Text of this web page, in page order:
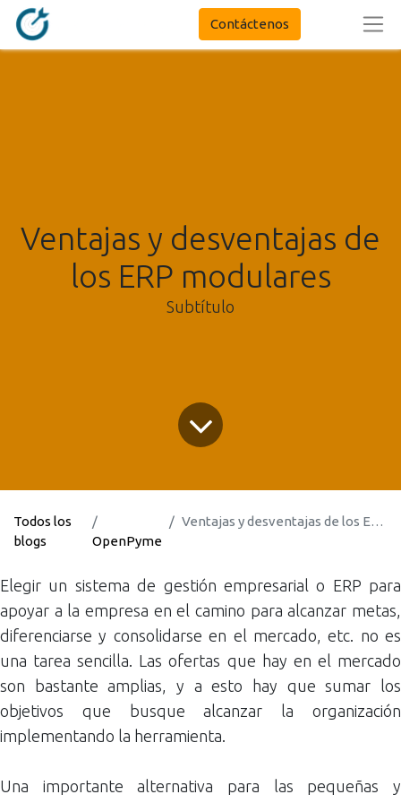
Contáctenos
Ventajas y desventajas de
los ERP modulares
Subtítulo
Todos los
blogs
OpenPyme
Ventajas y desventajas de los ERP modulares
Elegir un sistema de gestión empresarial o ERP para
apoyar a la empresa en el camino para alcanzar metas,
diferenciarse y consolidarse en el mercado, etc. no es
una tarea sencilla. Las ofertas que hay en el mercado
son bastante amplias, y a esto hay que sumar los
objetivos que busque alcanzar la organización
implementando la herramienta.
Una importante alternativa para las pequeñas y